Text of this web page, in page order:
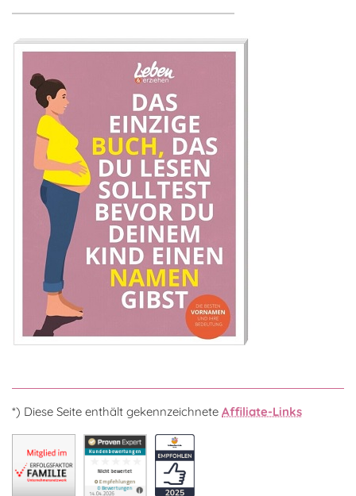
*) Diese Seite enthält gekennzeichnete Affiliate-Links